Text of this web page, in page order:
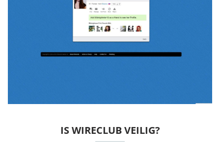
IS WIRECLUB VEILIG?